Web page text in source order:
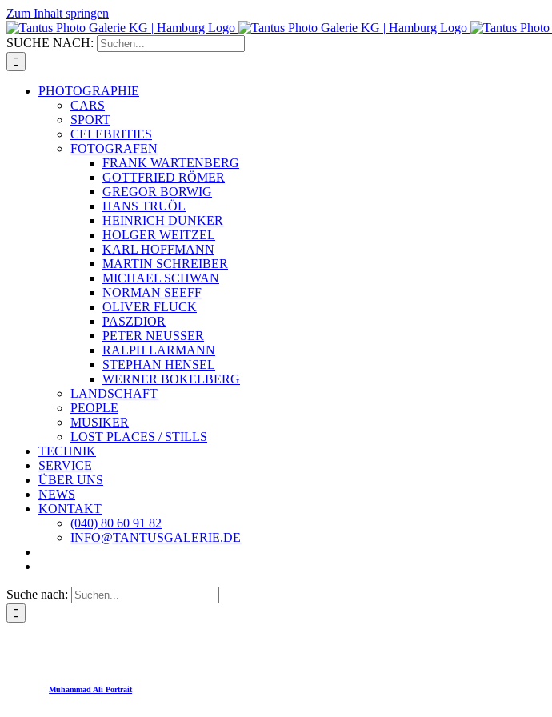
Zum Inhalt springen
SUCHE NACH:
PHOTOGRAPHIE
CARS
SPORT
CELEBRITIES
FOTOGRAFEN
FRANK WARTENBERG
GOTTFRIED RÖMER
GREGOR BORWIG
HANS TRUÖL
HEINRICH DUNKER
HOLGER WEITZEL
KARL HOFFMANN
MARTIN SCHREIBER
MICHAEL SCHWAN
NORMAN SEEFF
OLIVER FLUCK
PASZDIOR
PETER NEUSSER
RALPH LARMANN
STEPHAN HENSEL
WERNER BOKELBERG
LANDSCHAFT
PEOPLE
MUSIKER
LOST PLACES / STILLS
TECHNIK
SERVICE
ÜBER UNS
NEWS
KONTAKT
(040) 80 60 91 82
INFO@TANTUSGALERIE.DE
Suche nach:
Muhammad Ali Portrait